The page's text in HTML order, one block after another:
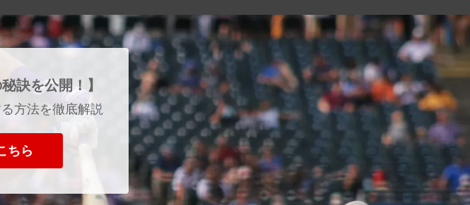
訣を公開！】
方法を徹底解説
ちら